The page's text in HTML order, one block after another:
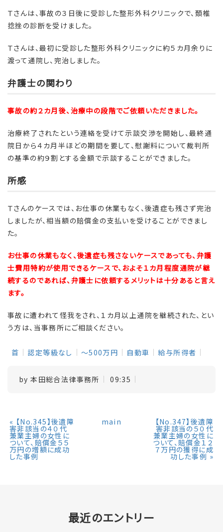
Ｔさんは、事故の３日後に受診した整形外科クリニックで、頚椎
捻挫の診断を受けました。
Ｔさんは、最初に受診した整形外科クリニックに約５カ月余りに
渡って通院し、完治しました。
弁護士の関わり
事故の約２カ月後、治療中の段階でご依頼いただきました。
治療終了されたという連絡を受けて示談交渉を開始し、最終通
院日から４カ月半ほどの期間を要して、慰謝料について裁判所
の基準の約９割とする金額で示談することができました。
所感
Ｔさんのケースでは、お仕事の休業もなく、後遺症も残さず完治
しましたが、相当額の賠償金の支払いを受けることができまし
た。
お仕事の休業もなく、後遺症も残さないケースであっても、弁護
士費用特約が使用できるケースで、およそ１カ月程度通院が継
続するのであれば、弁護士に依頼するメリットは十分あると言え
ます。
事故に遭われて怪我をされ、１カ月以上通院を継続された、とい
う方は、当事務所にご相談ください。
首 認定等級なし ～500万円 自動車 給与所得者
by本田総合法律事務所 09:35
« 【No.345】後遺障
害非該当の４０代
兼業主婦の女性に
ついて、賠償金５５
万円の増額に成功
した事例
main 【No.347】後遺障
害非該当の５０代
兼業主婦の女性に
ついて、賠償金１２
７万円の獲得に成
功した事例 »
最近のエントリー